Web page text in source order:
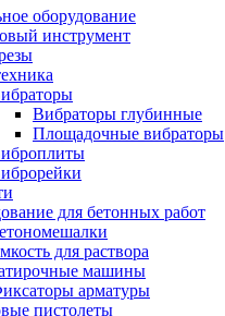
оборудование
инструмент
Вибраторы глубинные
Площадочные вибраторы
для бетонных работ
для раствора
машины
арматуры
пистолеты